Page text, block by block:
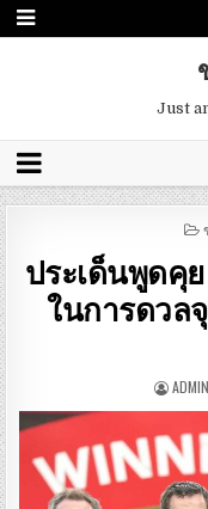
Just
ประเด็นพูดคุ
ในการดวล